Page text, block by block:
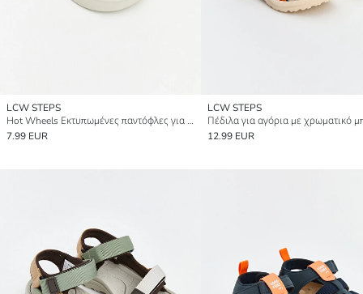
LCW STEPS
Hot Wheels Εκτυπωμένες παντόφλες για αγόρια
7.99 EUR
LCW STEPS
12.99 EUR